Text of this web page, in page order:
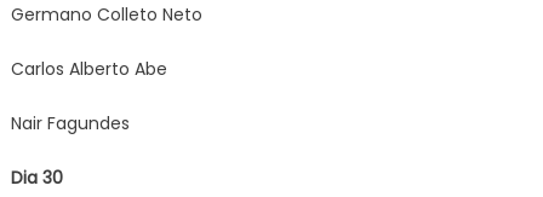
Germano Colleto Neto
Carlos Alberto Abe
Nair Fagundes
Dia 30